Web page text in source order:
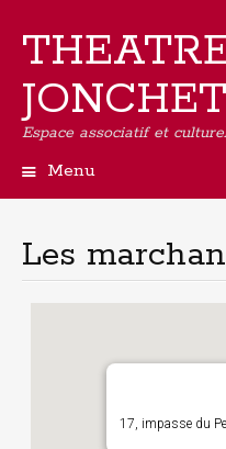
JONCHET
Espace associatif et
Menu
principal
Les
17, impasse du